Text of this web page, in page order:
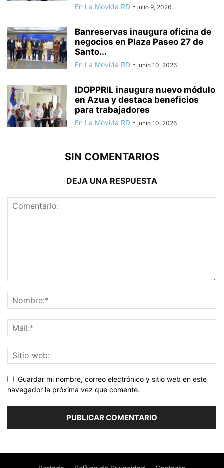
En La Movida RD - julio 9, 2026
Banreservas inaugura oficina de
negocios en Plaza Paseo 27 de
Santo...
En La Movida RD - junio 10, 2026
IDOPPRIL inaugura nuevo módulo
en Azua y destaca beneficios
para trabajadores
En La Movida RD - junio 10, 2026
SIN COMENTARIOS
DEJA UNA RESPUESTA
Guardar mi nombre, correo electrónico y sitio web en este
navegador la próxima vez que comente.